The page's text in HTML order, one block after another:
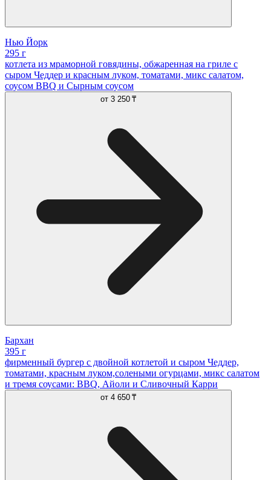
Нью Йорк
295 г
котлета из мраморной говядины, обжаренная на гриле с
сыром Чеддер и красным луком, томатами, микс салатом,
соусом BBQ и Сырным соусом
от 3 250 ₸
Бархан
395 г
фирменный бургер с двойной котлетой и сыром Чеддер,
томатами, красным луком,солеными огурцами, микс салатом
и тремя соусами: BBQ, Айоли и Сливочный Карри
от 4 650 ₸